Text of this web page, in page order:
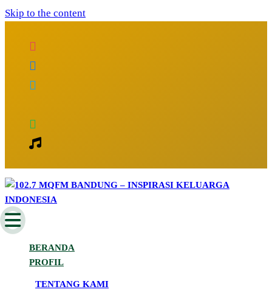
Skip to the content
102.7 MQFM Bandung – Inspirasi
Keluarga Indonesia
Inspirasi Keluarga Indonesia
BERANDA
PROFIL
TENTANG KAMI